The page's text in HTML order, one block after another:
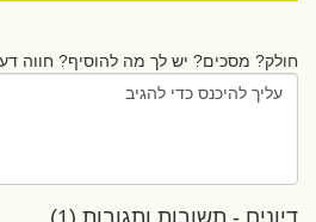
חולק? מסכים? יש לך מה להוסיף? חווה